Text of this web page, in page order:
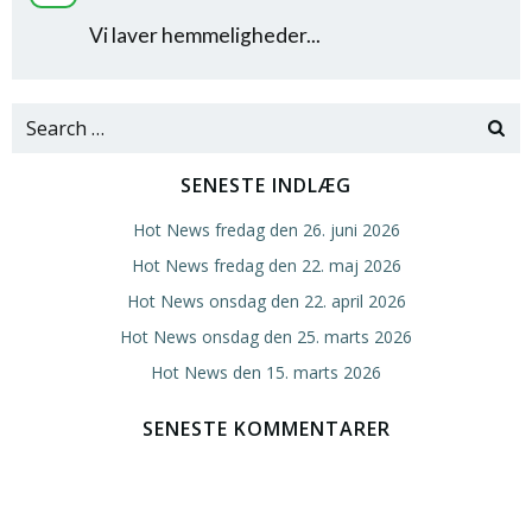
Vi laver hemmeligheder...
Search
SENESTE INDLÆG
Hot News fredag den 26. juni 2026
Hot News fredag den 22. maj 2026
Hot News onsdag den 22. april 2026
Hot News onsdag den 25. marts 2026
Hot News den 15. marts 2026
SENESTE KOMMENTARER